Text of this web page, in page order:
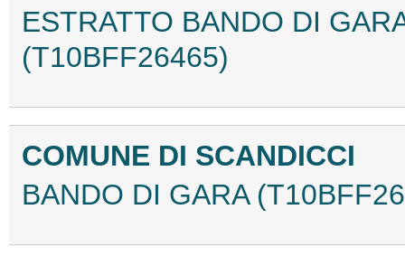
ESTRATTO BANDO DI
(T10BFF26465)
COMUNE DI SCANDICCI
BANDO DI GARA